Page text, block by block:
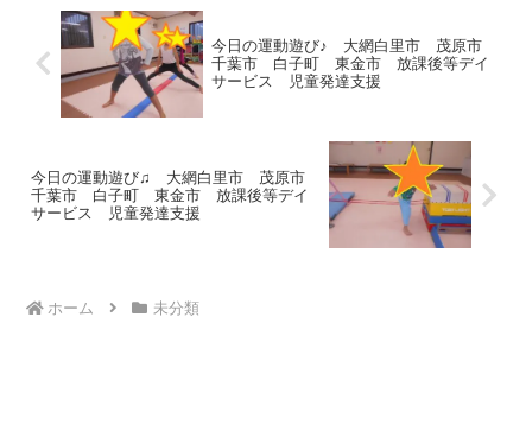
今日の運動遊び♪ 大網白里市 茂原市
千葉市 白子町 東金市 放課後等デイ
サービス 児童発達支援
今日の運動遊び♫ 大網白里市 茂原市
千葉市 白子町 東金市 放課後等デイ
サービス 児童発達支援
ホーム 未分類